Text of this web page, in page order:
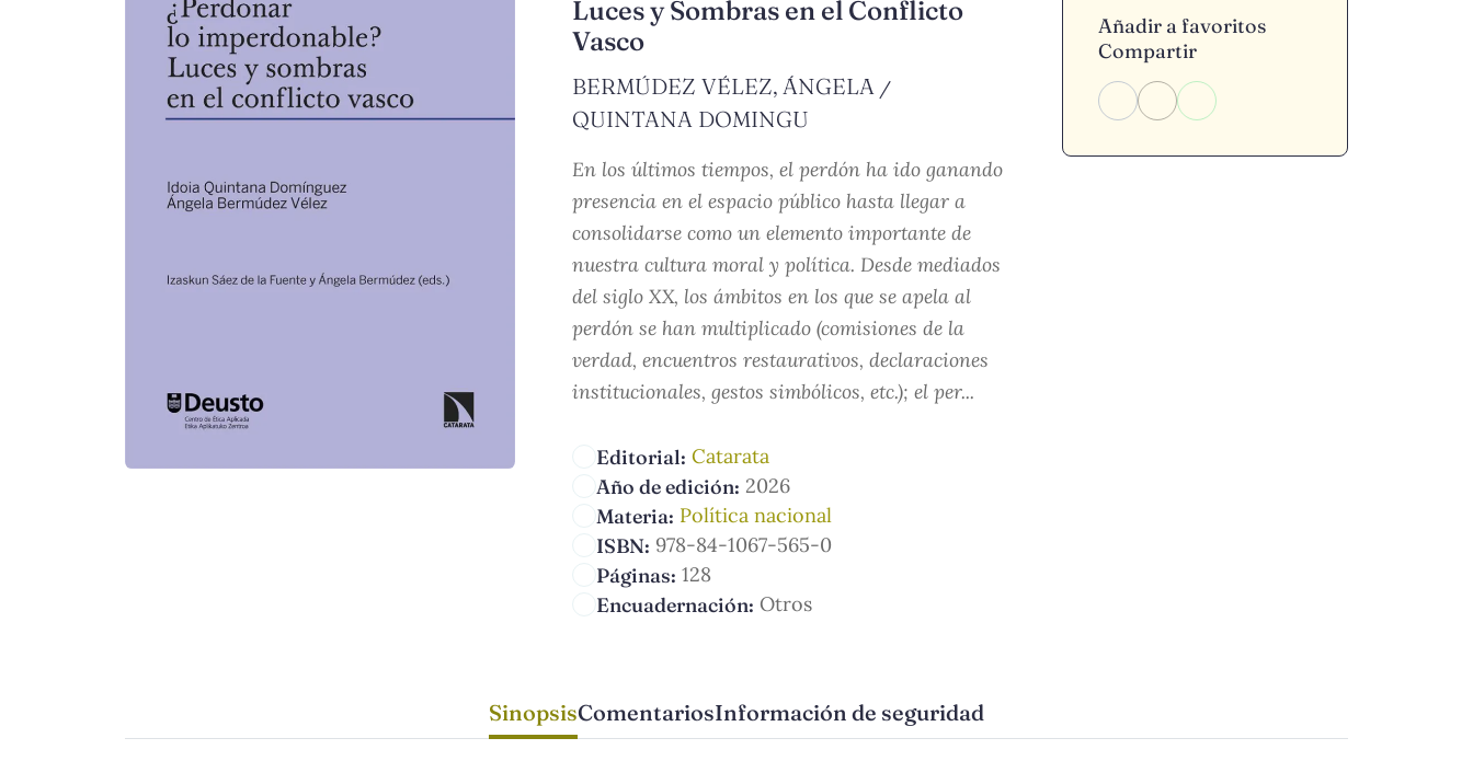
Luces y Sombras en el Conflicto
Vasco
BERMÚDEZ VÉLEZ, ÁNGELA /
QUINTANA DOMINGU
En los últimos tiempos, el perdón ha ido ganando
presencia en el espacio público hasta llegar a
consolidarse como un elemento importante de
nuestra cultura moral y política. Desde mediados
del siglo XX, los ámbitos en los que se apela al
perdón se han multiplicado (comisiones de la
verdad, encuentros restaurativos, declaraciones
institucionales, gestos simbólicos, etc.); el per...
Editorial: Catarata
Año de edición: 2026
Materia: Política nacional
ISBN: 978-84-1067-565-0
Páginas: 128
Encuadernación: Otros
Añadir a favoritos
Compartir
SinopsisComentariosInformación de seguridad